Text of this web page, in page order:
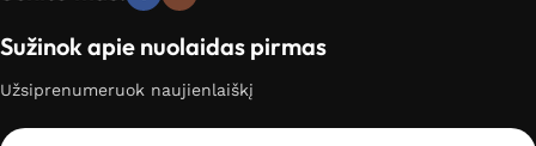
Sužinok apie nuolaidas pirmas
Užsiprenumeruok naujienlaiškį